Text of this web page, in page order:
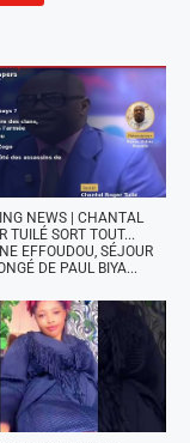
NEWS | CHANTAL
TUILÉ SORT TOUT...
EFFOUDOU, SÉJOUR
DE PAUL BIYA...